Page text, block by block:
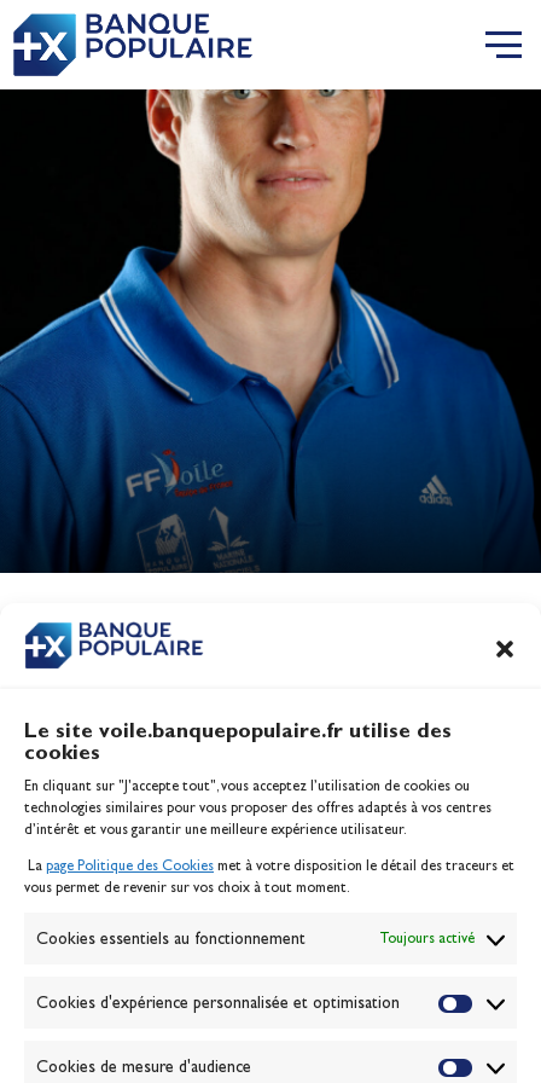
Le site voile.banquepopulaire.fr utilise des
cookies
En cliquant sur "J'accepte tout", vous acceptez l’utilisation de cookies ou
technologies similaires pour vous proposer des offres adaptés à vos centres
d’intérêt et vous garantir une meilleure expérience utilisateur.
La page Politique des Cookies met à votre disposition le détail des traceurs et
vous permet de revenir sur vos choix à tout moment.
Cookies essentiels au fonctionnement Toujours activé
Cookies d'expérience personnalisée et optimisation
Cookies de mesure d'audience
CONTENU
Lauriane Nolot en or à Long
Beach, sur le plan d'eau des
Jeux Olympiques 2028
Inscription serveur média
Contact
Politique des cookies
Banque de la voile
Passion Voile TV